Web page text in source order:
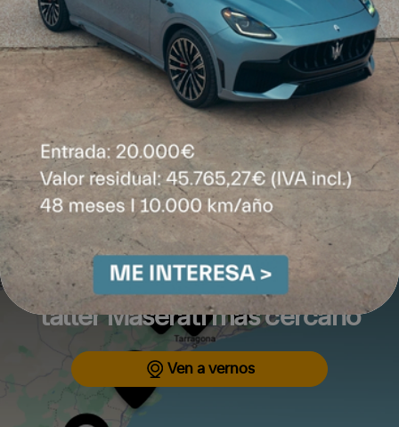
Dónde estamos
Encuentra tu concesionario o
taller Maserati más cercano
Ven a vernos